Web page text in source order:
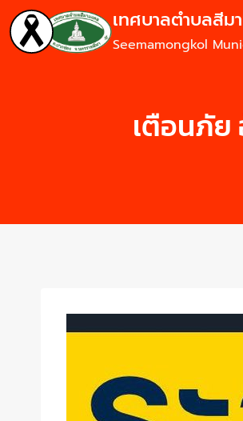
เทศบาลตำบลสีม
Seemamongkol
เตือนภัย